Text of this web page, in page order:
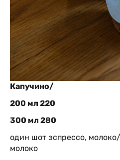
Капучино/
200 мл 220
300 мл 280
один шот эспрессо,
молоко